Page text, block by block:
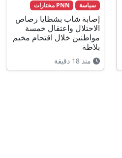
سياسة PNN مختارات
إصابة شاب بشظايا رصاص
الاحتلال واعتقال خمسة
مواطنين خلال اقتحام مخيم
بلاطة
منذ 18 دقيقة